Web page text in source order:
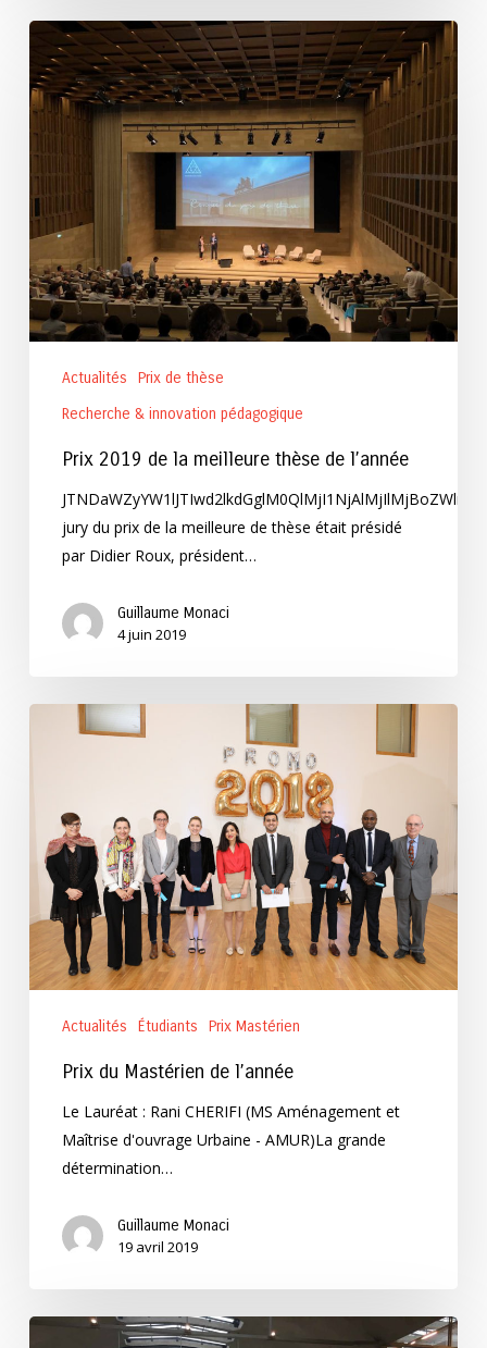
Prix
2019
de
la
thèse
de
l’année
Actualités
Prix de thèse
Recherche & innovation pédagogique
Prix 2019 de la meilleure thèse de l’année
jury du prix de la meilleure de thèse était présidé
par Didier Roux, président…
Guillaume Monaci
4 juin 2019
l’année
Actualités Étudiants Prix Mastérien
Prix du Mastérien de l’année
Le Lauréat : Rani CHERIFI (MS Aménagement et
Maîtrise d'ouvrage Urbaine - AMUR)La grande
détermination…
Guillaume Monaci
19 avril 2019